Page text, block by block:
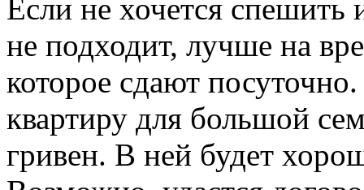
Если не хочется спешить
не подходит, лучше на
которое сдают
квартиру для большой
гривен. В ней будет